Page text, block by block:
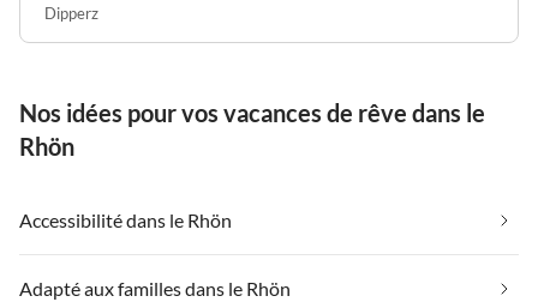
Dipperz
Nos idées pour vos vacances de rêve dans le
Rhön
Accessibilité dans le Rhön
Adapté aux familles dans le Rhön